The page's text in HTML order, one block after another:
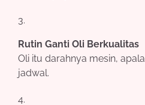
Rutin Ganti Oli Berkualitas
Oli itu darahnya mesin,
jadwal.